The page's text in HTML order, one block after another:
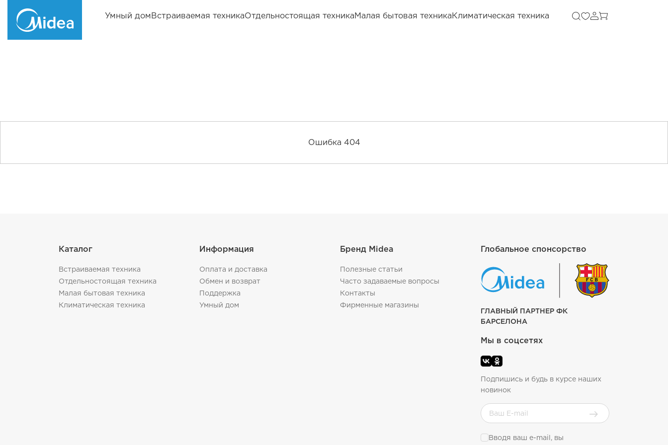
Умный домВстраиваемая техникаОтдельностоящая техникаМалая бытовая техникаКлиматическая техника
Ошибка 404
Каталог
Встраиваемая техника
Отдельностоящая техника
Малая бытовая техника
Климатическая техника
Информация
Оплата и доставка
Обмен и возврат
Поддержка
Умный дом
Бренд Midea
Полезные статьи
Часто задаваемые вопросы
Контакты
Фирменные магазины
Глобальное спонсорство
ГЛАВНЫЙ ПАРТНЕР ФК
БАРСЕЛОНА
Мы в соцсетях
Подпишись и будь в курсе наших
новинок
Вводя ваш e-mail, вы